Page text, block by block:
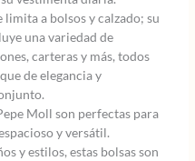
limita a bolsos y calzado; su
una variedad de
carteras y más, todos
de elegancia y
Moll son perfectas para
y versátil.
y estilos, estas bolsas son